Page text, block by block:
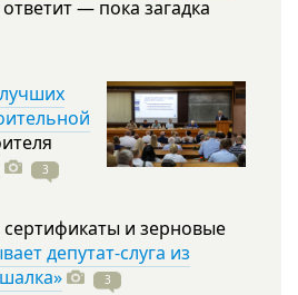
ответит — пока загадка
3
и зерновые
депутат-слуга из
3